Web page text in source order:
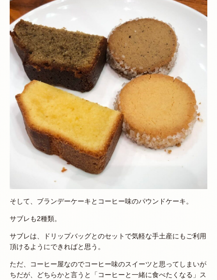
そして、ブランデーケーキとコーヒー味のパウンドケーキ。
サブレも2種類。
サブレは、ドリップバッグとのセットで気軽な手土産にもご利用
頂けるようにできればと思う。
ただ、コーヒー屋なのでコーヒー味のスイーツと思ってしまいが
ちだが、どちらかと言うと「コーヒーと一緒に食べたくなる」ス